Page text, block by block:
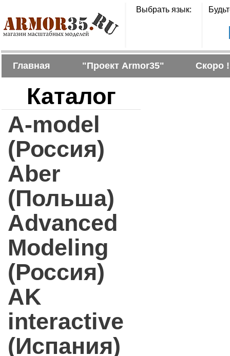
Выбрать язык:
Главная "Проект Armor35" Скоро !
Каталог
A-model
(Россия)
Aber
(Польша)
Advanced
Modeling
(Россия)
AK
interactive
(Испания)